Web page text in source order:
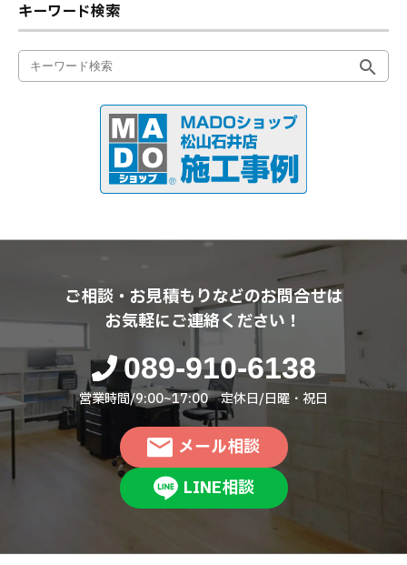
キーワード検索
ご相談・お見積もりなどのお問合せは
お気軽にご連絡ください！
089-910-6138
営業時間/9:00~17:00 定休日/日曜・祝日
メール相談
LINE相談